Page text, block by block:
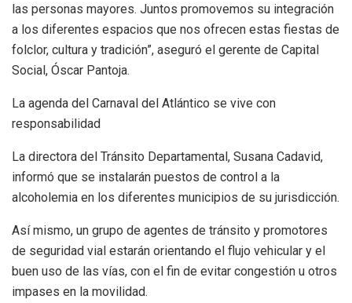
las personas mayores. Juntos promovemos su integración
a los diferentes espacios que nos ofrecen estas fiestas de
folclor, cultura y tradición”, aseguró el gerente de Capital
Social, Óscar Pantoja.
La agenda del Carnaval del Atlántico se vive con
responsabilidad
La directora del Tránsito Departamental, Susana Cadavid,
informó que se instalarán puestos de control a la
alcoholemia en los diferentes municipios de su jurisdicción.
Así mismo, un grupo de agentes de tránsito y promotores
de seguridad vial estarán orientando el flujo vehicular y el
buen uso de las vías, con el fin de evitar congestión u otros
impases en la movilidad.